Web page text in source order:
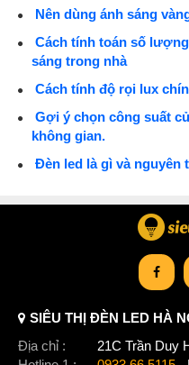
Nên dùng ánh sáng
Cách tính toán số
sáng trong nhà
Cách tính độ rọi lux
Gợi ý chọn công suất
không gian.
Đèn led là gì và nguyên
SIÊU THỊ ĐÈN LED HÀ
Địa chỉ :
21C Trần Duy